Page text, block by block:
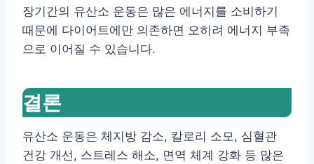
장기간의 유산소 운동은 많은 에너지를 소비하기
때문에 다이어트에만 의존하면 오히려 에너지 부족
으로 이어질 수 있습니다.
결론
유산소 운동은 체지방 감소, 칼로리 소모, 심혈관
건강 개선, 스트레스 해소, 면역 체계 강화 등 많은